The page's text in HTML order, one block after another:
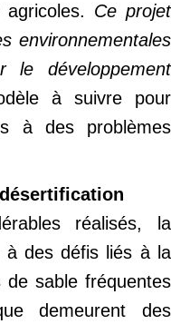
Ce projet
environnementales
le développement
à suivre pour
à des problèmes
réalisés, la
à des défis liés à la
de sable fréquentes
demeurent des